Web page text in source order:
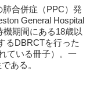
合併症（PPC）発
General Hospital
期間にある18歳以
るDBRCTを行った
ている冊子）。一
ある。